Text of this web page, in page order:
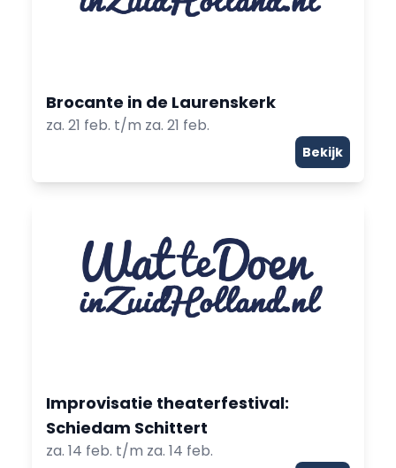
Brocante in de Laurenskerk
za. 21 feb. t/m za. 21 feb.
Bekijk
Improvisatie theaterfestival:
Schiedam Schittert
za. 14 feb. t/m za. 14 feb.